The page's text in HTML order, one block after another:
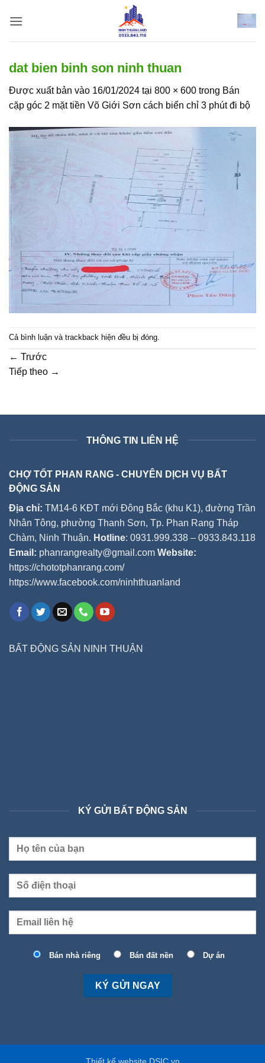
qua
dat bien binh son ninh thuan
Được xuất bản vào 16/01/2024 tại 800 × 600 trong Bán
cặp góc 2 mặt tiền Võ Giới Sơn cách biển chỉ 3 phút đi bộ
Cả bình luận và trackback hiện đều bị đóng.
← Trước
Tiếp theo →
THÔNG TIN LIÊN HỆ
CHỢ TỐT PHAN RANG - CHUYÊN DỊCH VỤ BẤT
ĐỘNG SẢN
Địa chỉ: TM14-6 KĐT mới Đông Bắc (khu K1), đường Trần
Nhân Tông, phường Thanh Sơn, Tp. Phan Rang Tháp
Chàm, Ninh Thuận. Hotline: 0931.999.338 – 0933.843.118
Email: phanrangrealty@gmail.com Website:
https://chototphanrang.com/
https://www.facebook.com/ninhthuanland
BẤT ĐỘNG SẢN NINH THUẬN
KÝ GỬI BẤT ĐỘNG SẢN
Bán nhà riêng Bán đất nền Dự án